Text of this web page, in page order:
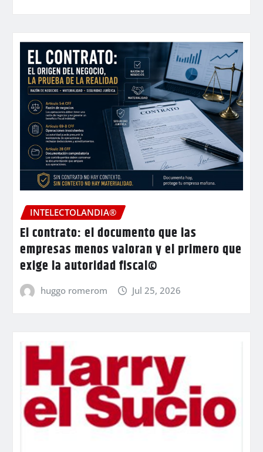
INTELECTOLANDIA®
El contrato: el documento que las
empresas menos valoran y el primero que
exige la autoridad fiscal©
huggo romerom Jul 25, 2026